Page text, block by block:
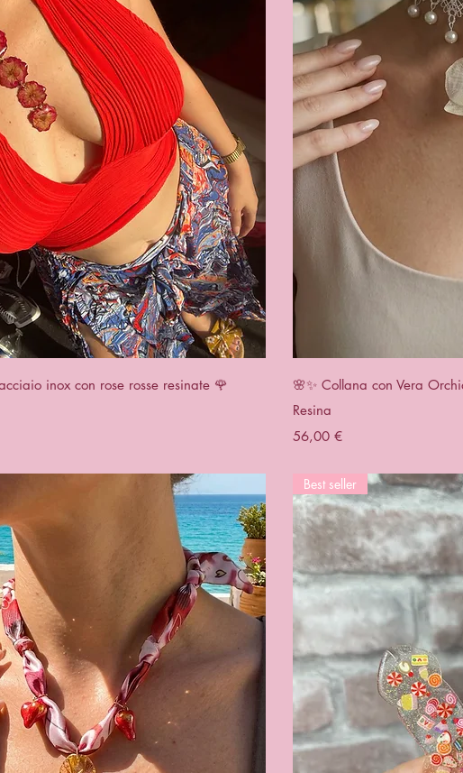
Vista rapida
inox con rose rosse resinate 🌹
🌸✨ Collana con Vera
Resina
Prezzo
56,00 €
Best seller